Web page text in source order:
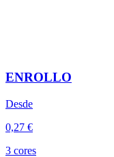
ENROLLO
Desde
0,27 €
3 cores